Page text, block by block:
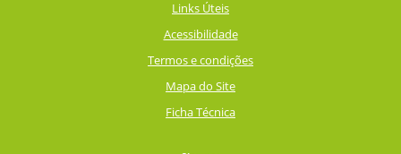
Links Úteis
Acessibilidade
Termos e condições
Mapa do Site
Ficha Técnica